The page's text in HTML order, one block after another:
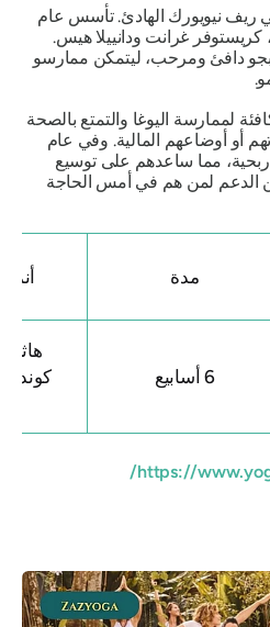
ريف نيويورك الهادئ. تأسس عام
غرانت ودانييلا هيس.
بجو دافئ ومرحب، ليتمكن ممارسو
لممارسة اليوغا والتمتع بالصحة
أو أوضاعهم المالية. وفي عام
ربحية، مما ساعدهم على توسيع
الدعم لمن هم في أمس الحاجة
مدة
هاثا /